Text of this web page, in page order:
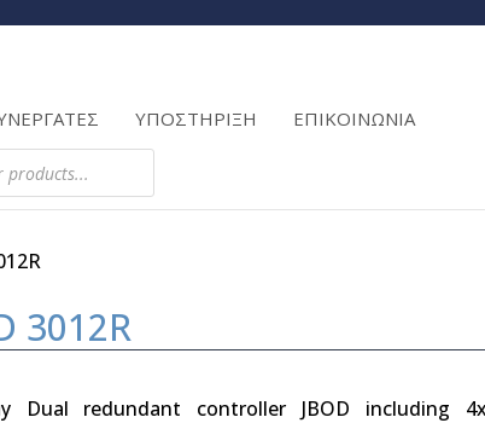
ΥΠΟΣΤΗΡΙΞΗ ΕΠΙΚΟΙΝΩΝΙΑ
3012R
Dual redundant controller JBOD including